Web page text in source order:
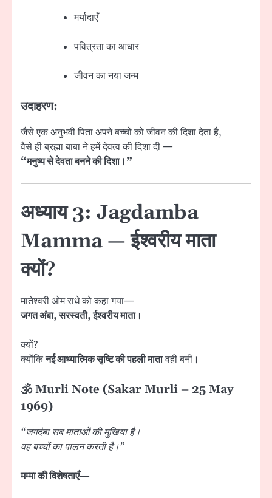
मर्यादाएँ
पवित्रता का आधार
जीवन का नया जन्म
उदाहरण:
जैसे एक अनुभवी पिता अपने बच्चों को जीवन की दिशा देता है,
वैसे ही ब्रह्मा बाबा ने हमें देवत्व की दिशा दी —
“मनुष्य से देवता बनने की दिशा।”
अध्याय 3: Jagdamba
Mamma — ईश्वरीय माता
क्यों?
मातेश्वरी ओम राधे को कहा गया—
जगत अंबा, सरस्वती, ईश्वरीय माता।
क्यों?
क्योंकिनई आध्यात्मिक सृष्टि की पहली मातावही बनीं।
🕉 Murli Note (Sakar Murli – 25 May
1969)
“जगदंबा सब माताओं की मुखिया है।
वह बच्चों का पालन करती है।”
मम्मा की विशेषताएँ—